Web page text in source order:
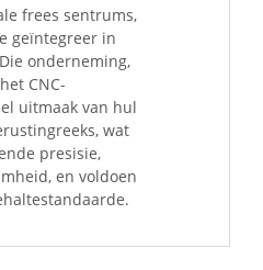
frees sentrums,
geïntegreer in
onderneming,
CNC-
uitmaak van hul
wat
presisie,
en voldoen